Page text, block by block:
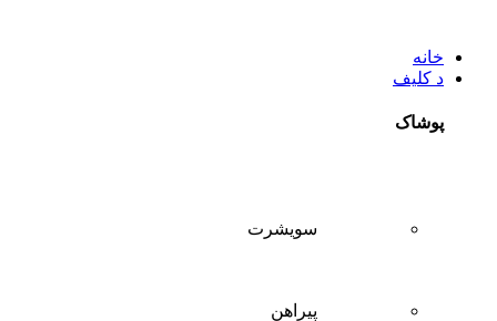
خانه
د کلیف
پوشاک
سويشرت
پیراهن